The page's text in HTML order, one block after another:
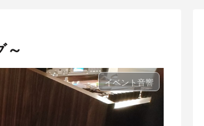
イベント音響